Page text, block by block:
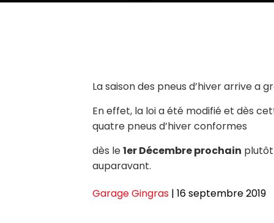
La saison des pneus d’hiver arrive a
En effet, la loi a été modifié et dès
quatre pneus d’hiver conformes
dès le1er Décembre prochain plutôt
auparavant.
Garage Gingras |16 septembre 2019